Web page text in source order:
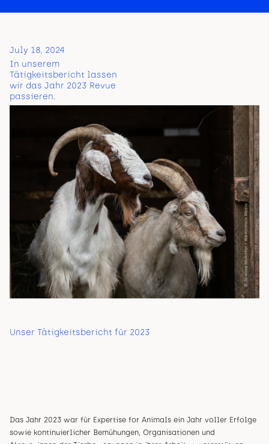
July 18, 2024
In unserem
Tätigkeitsbericht lassen
wir das Jahr 2023 Revue
passieren.
Unser Tätigkeitsbericht für 2023
Das Jahr 2023 war für Expertise for Animals ein Jahr voller Erfolge
sowie kontinuierlicher Bemühungen, Organisationen und